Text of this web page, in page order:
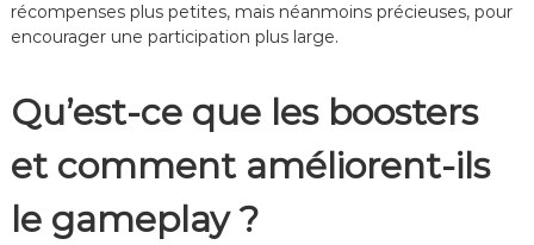
j
u
r
récompenses plus petites, mais néanmoins précieuses, pour
encourager une participation plus large.
Qu’est-ce que les boosters
et comment améliorent-ils
le gameplay ?